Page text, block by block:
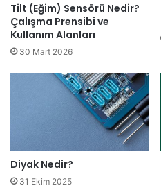
Tilt (Eğim) Sensörü Nedir?
Çalışma Prensibi ve
Kullanım Alanları
30 Mart 2026
Diyak Nedir?
31 Ekim 2025